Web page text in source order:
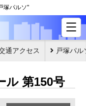
塚パルソ"
通アクセス 戸塚パル
ル 第150号